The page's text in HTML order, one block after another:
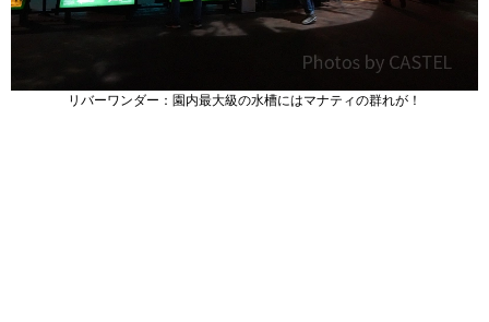
リバーワンダー：園内最大級の水槽にはマナティの群れが！